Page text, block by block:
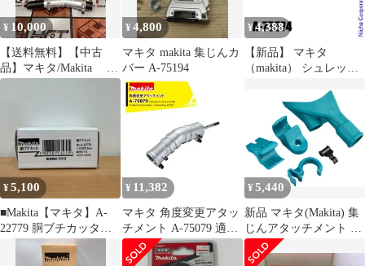
¥ 10,000
【送料無料】【中古
品】マキタ/Makita A-
75079 角度変更アタ
¥4,800
マキタ makita 集じんカ
バー A-75194
¥4,388
【新品】 マキタ
（makita） シュレッダ
品 A-75574
¥5,100
■Makita【マキタ】A-
22779 胴ブチカッタ
A25-3073、A25-3074
¥ 11,382
マキタ 角度変更アタッ
チメント A-75079 適合
機種MUA002GZ /
MUA251DZ
¥5,440
新品 マキタ(Makita) 集
じんアタッチメント A-
66444